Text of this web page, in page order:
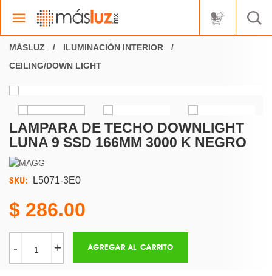
ILUMINACIÓN INTERIOR
CEILING/DOWN LIGHT
LAMPARA DE TECHO DOWNLIGHT
LUNA 9 SSD 166MM 3000 K NEGRO
SKU: L5071-3E0
286.00
- + AGREGAR AL CARRITO